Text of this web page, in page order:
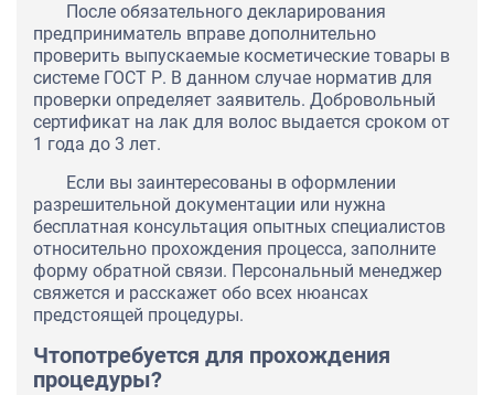
После обязательного декларирования
предприниматель вправе дополнительно
проверить выпускаемые косметические товары в
системе ГОСТ Р. В данном случае норматив для
проверки определяет заявитель. Добровольный
сертификат на лак для волос выдается сроком от
1 года до 3 лет.
Если вы заинтересованы в оформлении
разрешительной документации или нужна
бесплатная консультация опытных специалистов
относительно прохождения процесса, заполните
форму обратной связи. Персональный менеджер
свяжется и расскажет обо всех нюансах
предстоящей процедуры.
Чтопотребуется для прохождения
процедуры?